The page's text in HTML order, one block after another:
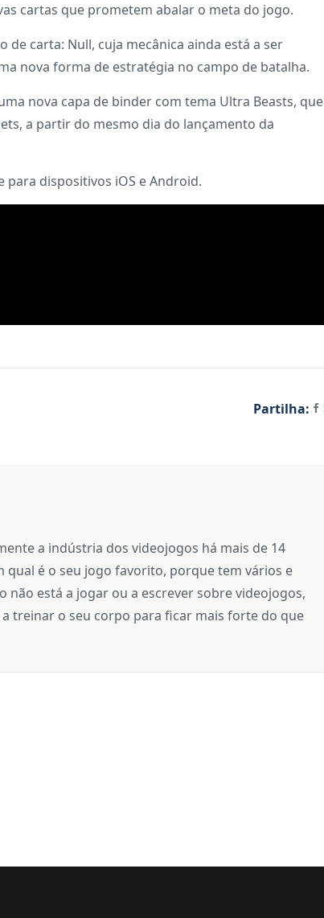
cartas que prometem abalar o meta do jogo.
carta: Null, cuja mecânica ainda está a ser
nova forma de estratégia no campo de batalha.
nova capa de binder com tema Ultra Beasts, que
a partir do mesmo dia do lançamento da
para dispositivos iOS e Android.
Partilha:
a indústria dos videojogos há mais de 14
qual é o seu jogo favorito, porque tem vários e
não está a jogar ou a escrever sobre videojogos,
treinar o seu corpo para ficar mais forte do que